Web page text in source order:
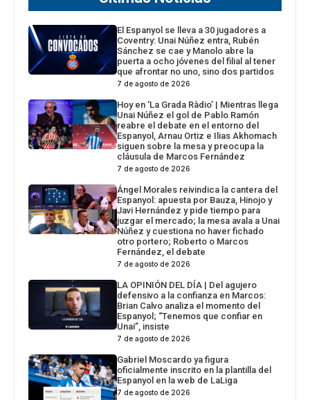
El Espanyol se lleva a 30 jugadores a
Coventry: Unai Núñez entra, Rubén
Sánchez se cae y Manolo abre la
puerta a ocho jóvenes del filial al tener
que afrontar no uno, sino dos partidos
7 de agosto de 2026
Hoy en ‘La Grada Ràdio’ | Mientras llega
Unai Núñez el gol de Pablo Ramón
reabre el debate en el entorno del
Espanyol, Arnau Ortiz e Ilias Akhomach
siguen sobre la mesa y preocupa la
cláusula de Marcos Fernández
7 de agosto de 2026
Ángel Morales reivindica la cantera del
Espanyol: apuesta por Bauza, Hinojo y
Javi Hernández y pide tiempo para
juzgar el mercado; la mesa avala a Unai
Núñez y cuestiona no haver fichado
otro portero; Roberto o Marcos
Fernández, el debate
7 de agosto de 2026
LA OPINIÓN DEL DÍA | Del agujero
defensivo a la confianza en Marcos:
Brian Calvo analiza el momento del
Espanyol; “Tenemos que confiar en
Unai”, insiste
7 de agosto de 2026
Gabriel Moscardo ya figura
oficialmente inscrito en la plantilla del
Espanyol en la web de LaLiga
7 de agosto de 2026